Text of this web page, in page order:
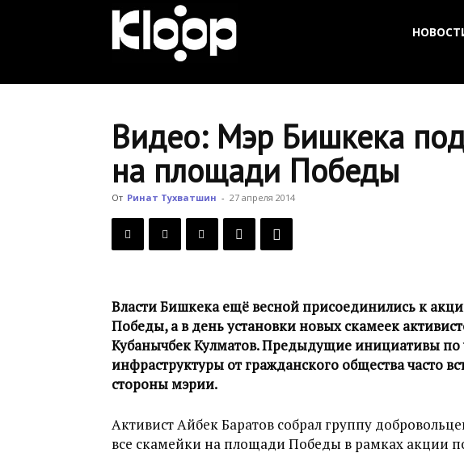
Новости
Кыргызстана
Видео: Мэр Бишкека
на площади Победы
От Ринат Тухватшин - 27 апреля 2014
Власти Бишкека ещё весной присоединились к
Победы, а в день установки новых скамеек
Кубанычбек Кулматов. Предыдущие инициативы
инфраструктуры от гражданского общества часто
стороны мэрии.
Активист Айбек Баратов собрал группу
все скамейки на площади Победы в рамках акции по